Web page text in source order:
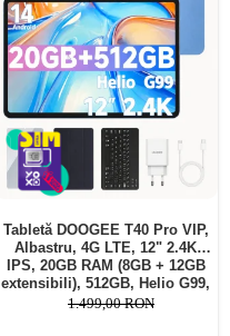
Tabletă DOOGEE T40 Pro VIP,
Albastru, 4G LTE, 12" 2.4K
IPS, 20GB RAM (8GB + 12GB
extensibili), 512GB, Helio G99,
10800mAh, 33W, Android 14,
1.499,00 RON